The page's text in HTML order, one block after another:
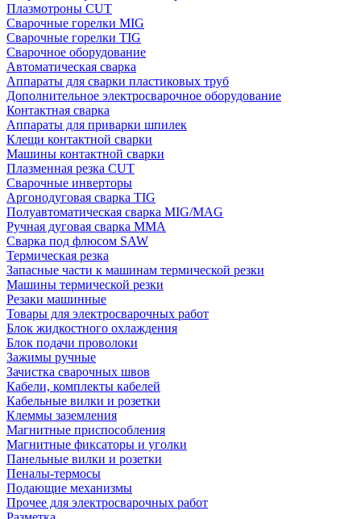
Плазмотроны CUT
Сварочные горелки MIG
Сварочные горелки TIG
Сварочное оборудование
Автоматическая сварка
Аппараты для сварки пластиковых труб
Дополнительное электросварочное оборудование
Контактная сварка
Аппараты для приварки шпилек
Клещи контактной сварки
Машины контактной сварки
Плазменная резка CUT
Сварочные инверторы
Аргонодуговая сварка TIG
Полуавтоматическая сварка MIG/MAG
Ручная дуговая сварка MMA
Сварка под флюсом SAW
Термическая резка
Запасные части к машинам термической резки
Машины термической резки
Резаки машинные
Товары для электросварочных работ
Блок жидкостного охлаждения
Блок подачи проволоки
Зажимы ручные
Зачистка сварочных швов
Кабели, комплекты кабелей
Кабельные вилки и розетки
Клеммы заземления
Магнитные приспособления
Магнитные фиксаторы и уголки
Панельные вилки и розетки
Пеналы-термосы
Подающие механизмы
Прочее для электросварочных работ